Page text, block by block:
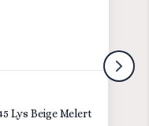
Lys Beige Melert